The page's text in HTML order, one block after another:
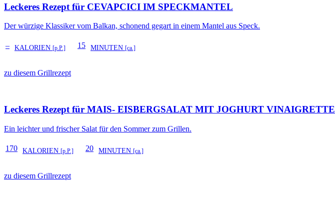
Leckeres Rezept für CEVAPCICI IM SPECKMANTEL
Der würzige Klassiker vom Balkan, schonend gegart in einem Mantel aus Speck.
– KALORIEN [p.P.] 15 MINUTEN [ca.]
zu diesem Grillrezept
Leckeres Rezept für MAIS- EISBERGSALAT MIT JOGHURT VINAIGRETTE
Ein leichter und frischer Salat für den Sommer zum Grillen.
170 KALORIEN [p.P.] 20 MINUTEN [ca.]
zu diesem Grillrezept